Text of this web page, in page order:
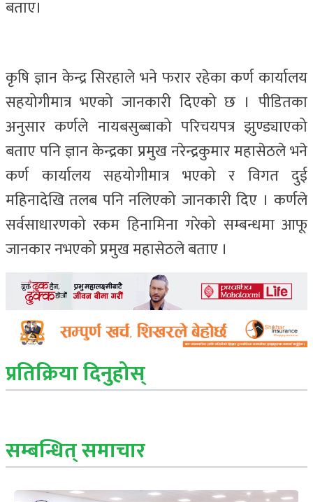
बताए।
कृषि ज्ञान केन्द्र सिरहाले भने फरार रहेका कर्ण कार्यालय
सहयोगीमात्र भएको जानकारी दिएको छ । पीडितका
अनुसार कर्णले नायबसुब्बाको परिचयपत्र झुण्ड्याएको
बताए पनि ज्ञान केन्द्रका प्रमुख नरेन्द्रकुमार महासेठले भने
कर्ण कार्यालय सहयोगीमात्र भएको र विगत दुई
महिनादेखि तलब पनि नलिएको जानकारी दिए । कर्णले
सर्वसाधारणको रकम हिनामिना गरेको सम्बन्धमा आफू
जानकार नभएको प्रमुख महासेठले बताए ।
प्रतिक्रिया दिनुहोस्
सम्बन्धित् समाचार